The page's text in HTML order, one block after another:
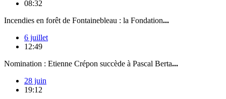
08:32
Incendies en forêt de Fontainebleau : la Fondation...
6 juillet
12:49
Nomination : Etienne Crépon succède à Pascal Berta...
28 juin
19:12